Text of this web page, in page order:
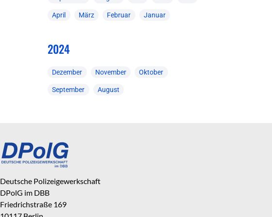
April März Februar Januar
2024
Dezember November Oktober
September August
Deutsche Polizeigewerkschaft
DPolG im DBB
Friedrichstraße 169